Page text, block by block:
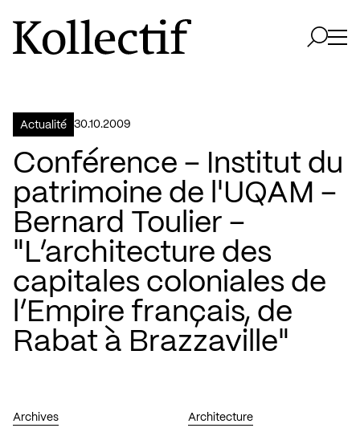
Aller à la page d'accueil
Logo Kollectif
Actualité 30.10.2009
Conférence – Institut du
patrimoine de l'UQAM –
Bernard Toulier –
"L’architecture des
capitales coloniales de
l’Empire français, de
Rabat à Brazzaville"
Archives Architecture